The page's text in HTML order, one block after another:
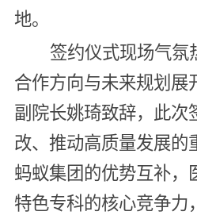
地。
签约仪式现场气氛
合作方向与未来规划展
副院长姚琦致辞，此次
改、推动高质量发展的
蚂蚁集团的优势互补，
特色专科的核心竞争力